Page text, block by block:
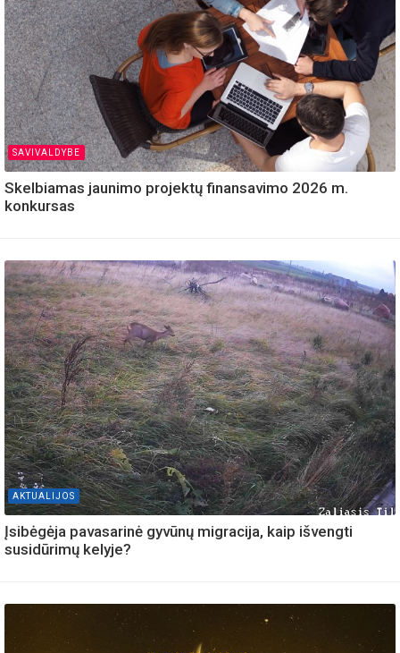
SAVIVALDYBE
Skelbiamas jaunimo projektų finansavimo 2026 m.
konkursas
AKTUALIJOS
Įsibėgėja pavasarinė gyvūnų migracija, kaip išvengti
susidūrimų kelyje?